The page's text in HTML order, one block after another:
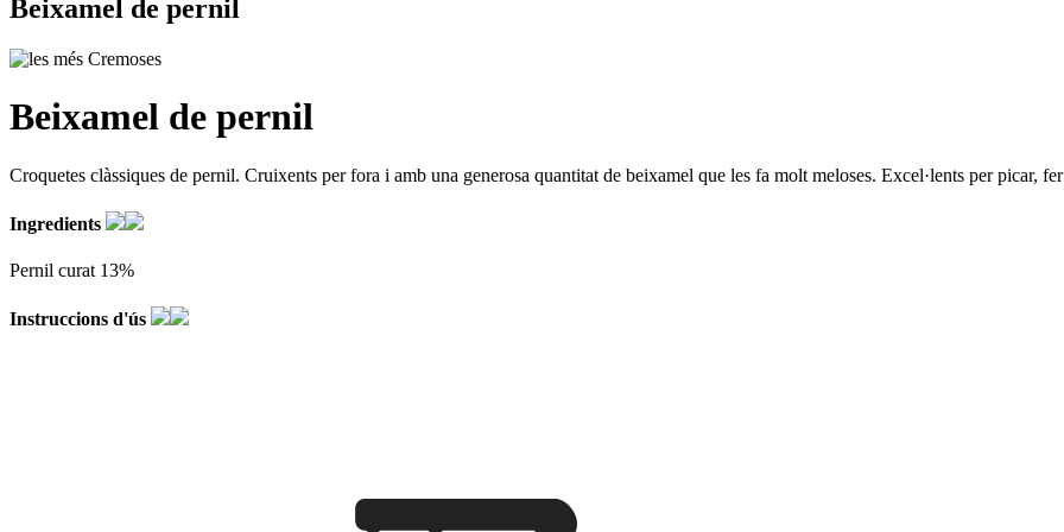
Beixamel de pernil
Beixamel de pernil
Croquetes clàssiques de pernil. Cruixents per fora i amb una generosa quantitat de beixamel que les fa molt meloses. Excel·lents per picar,
Ingredients
Pernil curat 13%
Instruccions d'ús